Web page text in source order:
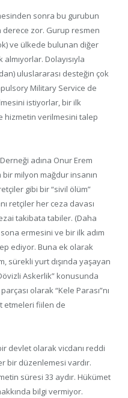
sonra bu gurubun
derece zor. Gurup resmen
ve ülkede bulunan diğer
Dolayısıyla
uluslararası desteğin çok
Military Service de
istiyorlar, bir ilk
hizmetin verilmesini talep
adına Onur Erem
milyon mağdur insanın
gibi bir “sivil ölüm”
retçiler her ceza davası
takibata tabiler. (Daha
ermesini ve bir ilk adım
ediyor. Buna ek olarak
sürekli yurt dışında yaşayan
Askerlik” konusunda
olarak “Kele Parası”nı
etmeleri fiilen de
devlet olarak vicdanı reddi
bir düzenlemesi vardır.
süresi 33 aydır. Hükümet
bilgi vermiyor.